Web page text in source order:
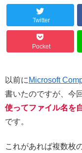
Twitter
Pocket
以前に Microsoft
書いたのですが、今
使ってファイル名を
です。
これがあれば複数枚